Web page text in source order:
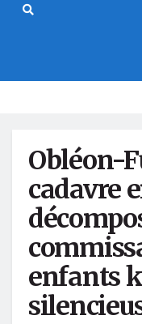
Obléon-
cadavre
enfants